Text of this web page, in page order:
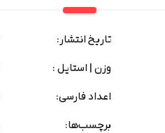
تاریخ انتشار:
وزن | استایل :
اعداد فارسی:
برچسب‌‌ها: